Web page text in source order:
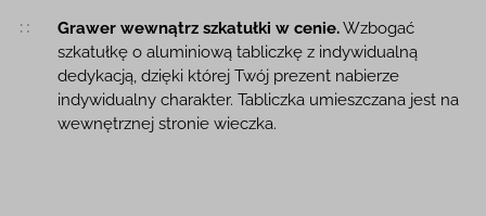
Grawer wewnątrz szkatułki w cenie.Wzbogać
szkatułkę o aluminiową tabliczkę z indywidualną
dedykacją, dzięki której Twój prezent nabierze
indywidualny charakter. Tabliczka umieszczana jest na
wewnętrznej stronie wieczka.